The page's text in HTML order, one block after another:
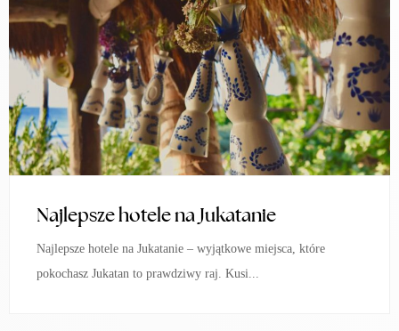
Najlepsze hotele na Jukatanie
Najlepsze hotele na Jukatanie – wyjątkowe miejsca, które
pokochasz Jukatan to prawdziwy raj. Kusi...